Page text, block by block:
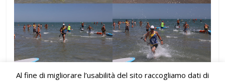
Al fine di migliorare l’usabilità del sito raccogliamo dati di